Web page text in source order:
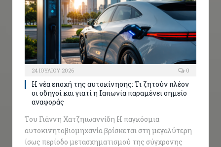
24 ΙΟΥΛΊΟΥ 2026 0
Η νέα εποχή της αυτοκίνησης: Τι ζητούν πλέον
οι οδηγοί και γιατί η Ιαπωνία παραμένει σημείο
αναφοράς
Του Γιάννη Χατζηιωαννίδη Η παγκόσμια
αυτοκινητοβιομηχανία βρίσκεται στη μεγαλύτερη
ίσως περίοδο μετασχηματισμού της σύγχρονης